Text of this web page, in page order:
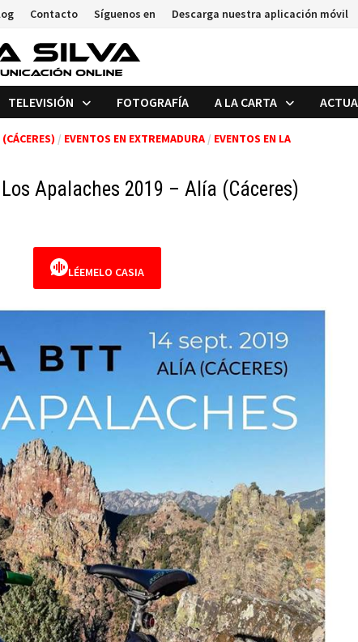
Contacto Síguenos en Descarga nuestra aplicación móvil
TELEVISIÓN FOTOGRAFÍA A LA CARTA
/ EVENTOS EN EXTREMADURA/ EVENTOS EN LA
Apalaches 2019 – Alía (Cáceres)
LÉEMELO CASIA